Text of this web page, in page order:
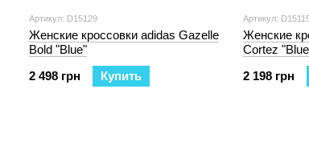
Артикул: D15129
Женские кроссовки adidas Gazelle
Bold "Blue"
2 498 грн
Купить
Артикул:
Женские
Cortez
2 198 грн